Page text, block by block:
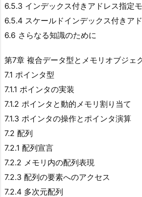
6.5.3 インデックス付きアドレス指定
6.5.4 スケールドインデックス付きア
6.6 さらなる知識のために
第7章 複合データ型とメモリオブジェ
7.1 ポインタ型
7.1.1 ポインタの実装
7.1.2 ポインタと動的メモリ割り当て
7.1.3 ポインタの操作とポインタ演算
7.2 配列
7.2.1 配列宣言
7.2.2 メモリ内の配列表現
7.2.3 配列の要素へのアクセス
7.2.4 多次元配列